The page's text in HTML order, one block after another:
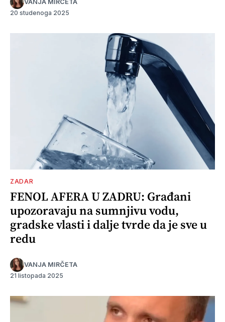
VANJA MIRČETA
20 studenoga 2025
ZADAR
FENOL AFERA U ZADRU: Građani
upozoravaju na sumnjivu vodu,
gradske vlasti i dalje tvrde da je sve u
redu
VANJA MIRČETA
21 listopada 2025